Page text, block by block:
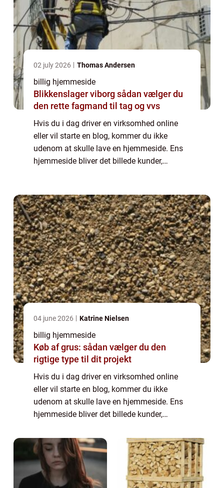
02 july 2026 Thomas Andersen
billig hjemmeside
Blikkenslager viborg sådan vælger du
den rette fagmand til tag og vvs
Hvis du i dag driver en virksomhed online
eller vil starte en blog, kommer du ikke
udenom at skulle lave en hjemmeside. Ens
hjemmeside bliver det billede kunder,
Derf...
04 june 2026 Katrine Nielsen
billig hjemmeside
Køb af grus: sådan vælger du den
rigtige type til dit projekt
Hvis du i dag driver en virksomhed online
eller vil starte en blog, kommer du ikke
udenom at skulle lave en hjemmeside. Ens
hjemmeside bliver det billede kunder,
når de vil se nærmere på din virksomhed.
Derf...